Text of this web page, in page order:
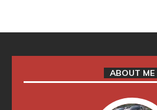
ABOUT ME